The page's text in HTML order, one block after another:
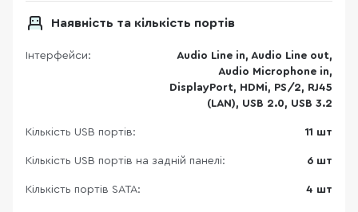
Наявність та кількість портів
Інтерфейси:
Audio Line in, Audio Line out,
Audio Microphone in,
DisplayPort, HDMi, PS/2, RJ45
(LAN), USB 2.0, USB 3.2
Кількість USB портів: 11 шт
Кількість USB портів на задній панелі: 6 шт
Кількість портів SATA: 4 шт